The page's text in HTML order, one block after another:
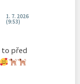
1. 7. 2026
(9:53)
to před